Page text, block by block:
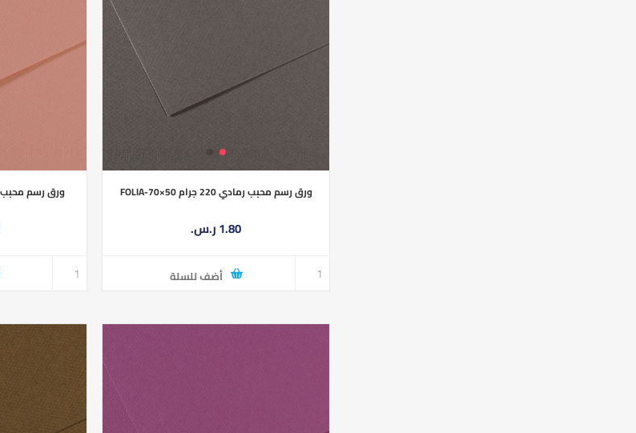
ورق رسم محبب رمادي 220 جرام FOLIA-70×50
1.80 ر.س.‏
أضف للسلة